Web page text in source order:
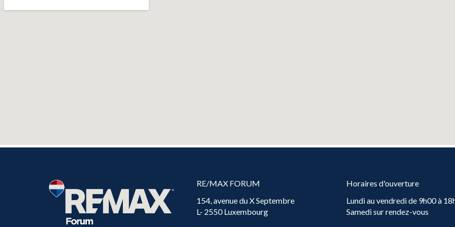
RE/MAX FORUM
154, avenue du X Septembre
L- 2550 Luxembourg
Horaires d'ouverture
Lundi au vendredi de 9h00 à
Samedi sur rendez-vous